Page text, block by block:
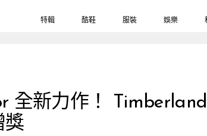
特輯 酷鞋 服裝 娛樂
全新力作！
獎